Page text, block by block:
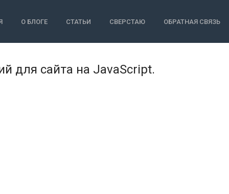
О БЛОГЕ СТАТЬИ СВЕРСТАЮ ОБРАТНАЯ СВЯЗЬ
для сайта на JavaScript.